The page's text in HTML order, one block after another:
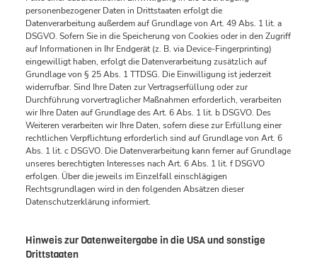
personenbezogener Daten in Drittstaaten erfolgt die
Datenverarbeitung außerdem auf Grundlage von Art. 49 Abs. 1 lit. a
DSGVO. Sofern Sie in die Speicherung von Cookies oder in den Zugriff
auf Informationen in Ihr Endgerät (z. B. via Device-Fingerprinting)
eingewilligt haben, erfolgt die Datenverarbeitung zusätzlich auf
Grundlage von § 25 Abs. 1 TTDSG. Die Einwilligung ist jederzeit
widerrufbar. Sind Ihre Daten zur Vertragserfüllung oder zur
Durchführung vorvertraglicher Maßnahmen erforderlich, verarbeiten
wir Ihre Daten auf Grundlage des Art. 6 Abs. 1 lit. b DSGVO. Des
Weiteren verarbeiten wir Ihre Daten, sofern diese zur Erfüllung einer
rechtlichen Verpflichtung erforderlich sind auf Grundlage von Art. 6
Abs. 1 lit. c DSGVO. Die Datenverarbeitung kann ferner auf Grundlage
unseres berechtigten Interesses nach Art. 6 Abs. 1 lit. f DSGVO
erfolgen. Über die jeweils im Einzelfall einschlägigen
Rechtsgrundlagen wird in den folgenden Absätzen dieser
Datenschutzerklärung informiert.
Hinweis zur Datenweitergabe in die USA und sonstige
Drittstaaten